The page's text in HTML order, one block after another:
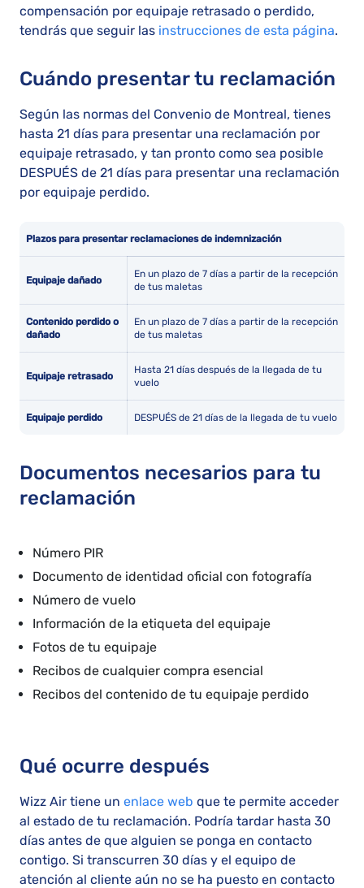
compensación por equipaje retrasado o perdido,
tendrás que seguir las instrucciones de esta página.
Cuándo presentar tu reclamación
Según las normas del Convenio de Montreal, tienes
hasta 21 días para presentar una reclamación por
equipaje retrasado, y tan pronto como sea posible
DESPUÉS de 21 días para presentar una reclamación
por equipaje perdido.
Plazos para presentar reclamaciones de indemnización
Equipaje dañado
En un plazo de 7 días a partir de la recepción
de tus maletas
Contenido perdido o
dañado
En un plazo de 7 días a partir de la recepción
de tus maletas
Equipaje retrasado
Hasta 21 días después de la llegada de tu
vuelo
Equipaje perdido DESPUÉS de 21 días de la llegada de tu vuelo
Documentos necesarios para tu
reclamación
Número PIR
Documento de identidad oficial con fotografía
Número de vuelo
Información de la etiqueta del equipaje
Fotos de tu equipaje
Recibos de cualquier compra esencial
Recibos del contenido de tu equipaje perdido
Qué ocurre después
Wizz Air tiene un enlace web que te permite acceder
al estado de tu reclamación. Podría tardar hasta 30
días antes de que alguien se ponga en contacto
contigo. Si transcurren 30 días y el equipo de
atención al cliente aún no se ha puesto en contacto